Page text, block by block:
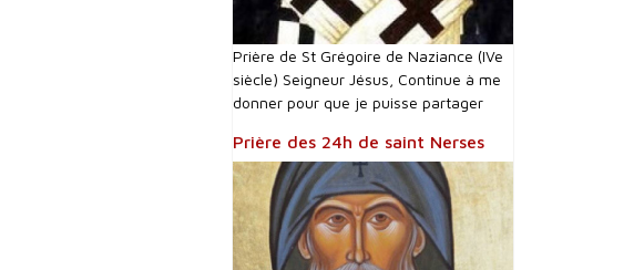
Prière de St Grégoire de Naziance (IVe
siècle) Seigneur Jésus, Continue à me
donner pour que je puisse partager
Prière des 24h de saint Nerses